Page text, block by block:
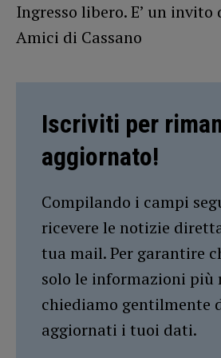
Ingresso libero. E’ un invito
Amici di Cassano
Iscriviti per
aggiornato!
Compilando i campi
ricevere le notizie
tua mail. Per garantire
solo le informazioni
chiediamo gentilmente
aggiornati i tuoi dati.